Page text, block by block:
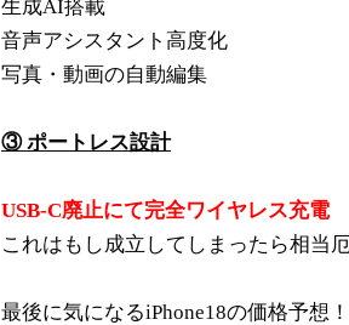
生成AI搭載
音声アシスタント高度化
写真・動画の自動編集
③ ポートレス設計
USB-C廃止にて完全ワイヤレス充電
これはもし成立してしまったら相当
最後に気になるiPhone18の価格予想！